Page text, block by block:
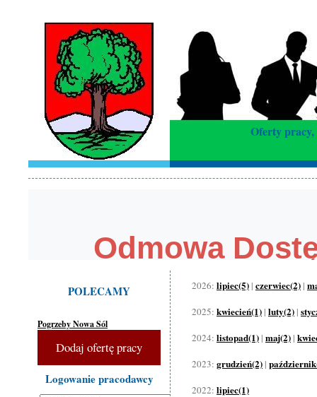
Oferty pracy,
POLECAMY
Pogrzeby Nowa Sól
Dodaj ofertę pracy
Logowanie pracodawcy
2026: lipiec(5) | czerwiec(2) |
2025: kwiecień(1) | luty(2) |
2024: listopad(1) | maj(2) |
2023: grudzień(2) |
2022: lipiec(1)